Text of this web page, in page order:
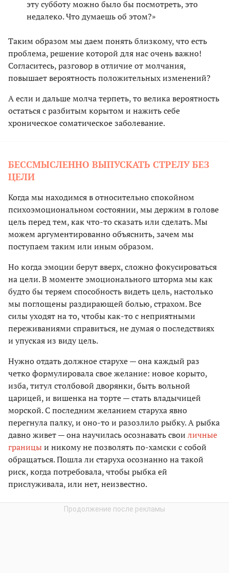
эту субботу можно было бы посмотреть, это
недалеко. Что думаешь об этом?»
Таким образом мы даем понять близкому, что есть
проблема, решение которой для нас очень важно!
Согласитесь, разговор в отличие от молчания,
повышает вероятность положительных изменений?
А если и дальше молча терпеть, то велика вероятность
остаться с разбитым корытом и нажить себе
хроническое соматическое заболевание.
БЕССМЫСЛЕННО ВЫПУСКАТЬ СТРЕЛУ БЕЗ
ЦЕЛИ
Когда мы находимся в относительно спокойном
психоэмоциональном состоянии, мы держим в голове
цель перед тем, как что-то сказать или сделать. Мы
можем аргументированно объяснить, зачем мы
поступаем таким или иным образом.
Но когда эмоции берут вверх, сложно фокусироваться
на цели. В моменте эмоционального шторма мы как
будто бы теряем способность видеть цель, настолько
мы поглощены раздирающей болью, страхом. Все
силы уходят на то, чтобы как-то с неприятными
переживаниями справиться, не думая о последствиях
и упуская из виду цель.
Нужно отдать должное старухе — она каждый раз
четко формулировала свое желание: новое корыто,
изба, титул столбовой дворянки, быть вольной
царицей, и вишенка на торте — стать владычицей
морской. С последним желанием старуха явно
перегнула палку, и оно-то и разозлило рыбку. А рыбка
давно живет — она научилась осознавать свои личные
границыи никому не позволять по-хамски с собой
обращаться. Пошла ли старуха осознанно на такой
риск, когда потребовала, чтобы рыбка ей
прислуживала, или нет, неизвестно.